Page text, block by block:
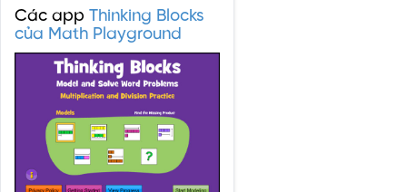
Các app Thinking Blocks
của Math Playground